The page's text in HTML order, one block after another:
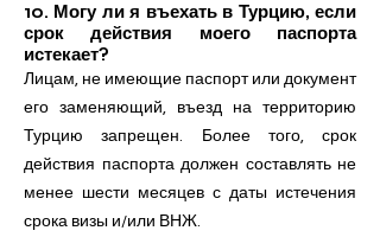
10. Могу ли я въехать в Турцию, если
срок действия моего паспорта
истекает?
Лицам, не имеющие паспорт или документ
его заменяющий, въезд на территорию
Турцию запрещен. Более того, срок
действия паспорта должен составлять не
менее шести месяцев с даты истечения
срока визы и/или ВНЖ.